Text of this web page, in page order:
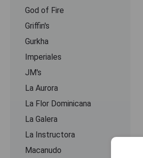
God of Fire
Griffin's
Gurkha
Imperiales
JM's
La Aurora
La Flor Dominicana
La Galera
La Instructora
Macanudo